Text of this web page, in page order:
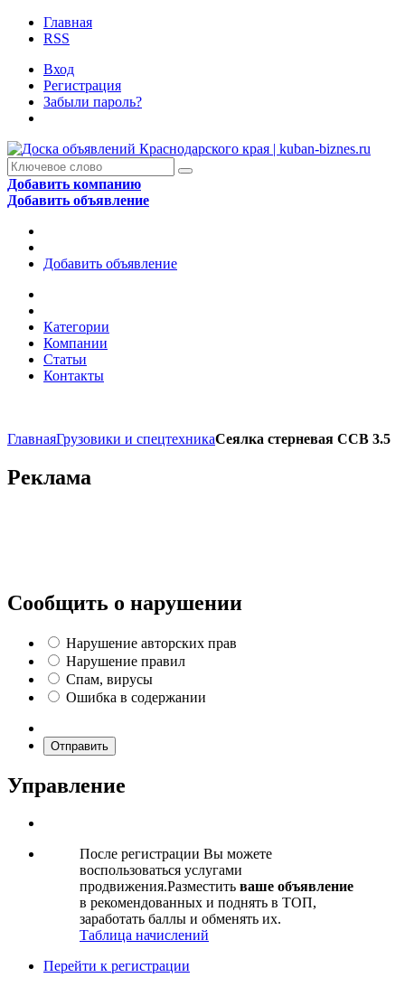
Главная
RSS
Вход
Регистрация
Забыли пароль?
Добавить компанию
Добавить объявление
Добавить объявление
Категории
Компании
Статьи
Контакты
ГлавнаяГрузовики и спецтехникаCеялка стерневая ССВ 3.5
Реклама
Сообщить о нарушении
Нарушение авторских прав
Нарушение правил
Спам, вирусы
Ошибка в содержании
Отправить
Управление
После регистрации Вы можете
воспользоваться услугами
продвижения.Разместить ваше объявление
в рекомендованных и поднять в ТОП,
заработать баллы и обменять их.
Таблица начислений
Перейти к регистрации